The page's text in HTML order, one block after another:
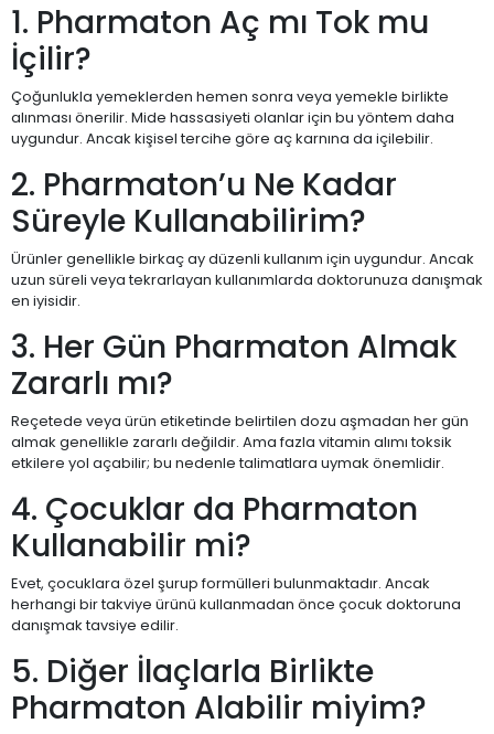
1. Pharmaton Aç mı Tok mu
İçilir?
Çoğunlukla yemeklerden hemen sonra veya yemekle birlikte
alınması önerilir. Mide hassasiyeti olanlar için bu yöntem daha
uygundur. Ancak kişisel tercihe göre aç karnına da içilebilir.
2. Pharmaton’u Ne Kadar
Süreyle Kullanabilirim?
Ürünler genellikle birkaç ay düzenli kullanım için uygundur. Ancak
uzun süreli veya tekrarlayan kullanımlarda doktorunuza danışmak
en iyisidir.
3. Her Gün Pharmaton Almak
Zararlı mı?
Reçetede veya ürün etiketinde belirtilen dozu aşmadan her gün
almak genellikle zararlı değildir. Ama fazla vitamin alımı toksik
etkilere yol açabilir; bu nedenle talimatlara uymak önemlidir.
4. Çocuklar da Pharmaton
Kullanabilir mi?
Evet, çocuklara özel şurup formülleri bulunmaktadır. Ancak
herhangi bir takviye ürünü kullanmadan önce çocuk doktoruna
danışmak tavsiye edilir.
5. Diğer İlaçlarla Birlikte
Pharmaton Alabilir miyim?